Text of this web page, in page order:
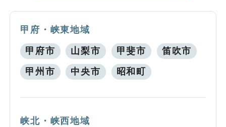
甲府・峡東地域
甲府市 山梨市 甲斐市 笛吹市
甲州市 中央市 昭和町
峡北・峡西地域